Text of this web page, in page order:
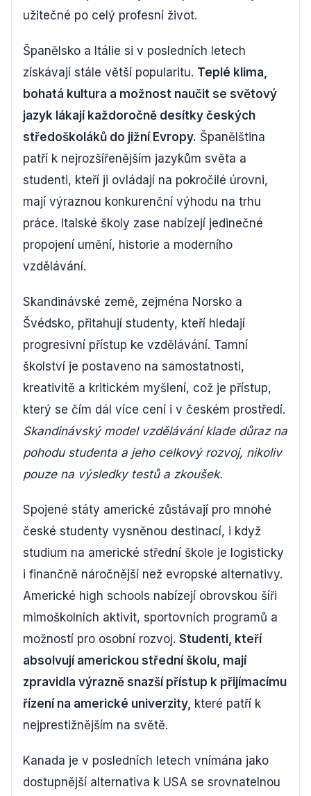
užitečné po celý profesní život.
Španělsko a Itálie si v posledních letech
získávají stále větší popularitu. Teplé klima,
bohatá kultura a možnost naučit se světový
jazyk lákají každoročně desítky českých
středoškoláků do jižní Evropy. Španělština
patří k nejrozšířenějším jazykům světa a
studenti, kteří ji ovládají na pokročilé úrovni,
mají výraznou konkurenční výhodu na trhu
práce. Italské školy zase nabízejí jedinečné
propojení umění, historie a moderního
vzdělávání.
Skandinávské země, zejména Norsko a
Švédsko, přitahují studenty, kteří hledají
progresivní přístup ke vzdělávání. Tamní
školství je postaveno na samostatnosti,
kreativitě a kritickém myšlení, což je přístup,
který se čím dál více cení i v českém prostředí.
Skandinávský model vzdělávání klade důraz na
pohodu studenta a jeho celkový rozvoj, nikoliv
pouze na výsledky testů a zkoušek.
Spojené státy americké zůstávají pro mnohé
české studenty vysněnou destinací, i když
studium na americké střední škole je logisticky
i finančně náročnější než evropské alternativy.
Americké high schools nabízejí obrovskou šíři
mimoškolních aktivit, sportovních programů a
možností pro osobní rozvoj. Studenti, kteří
absolvují americkou střední školu, mají
zpravidla výrazně snazší přístup k přijímacímu
řízení na americké univerzity, které patří k
nejprestižnějším na světě.
Kanada je v posledních letech vnímána jako
dostupnější alternativa k USA se srovnatelnou